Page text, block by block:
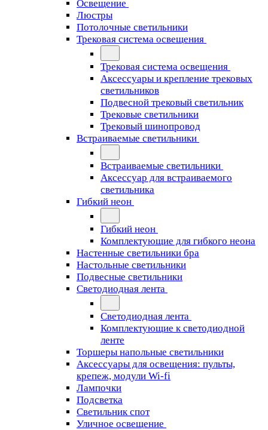
Освещение
Люстры
Потолочные светильники
Трековая система освещения
Трековая система освещения
Аксессуары и крепление трековых
светильников
Подвесной трековый светильник
Трековые светильники
Трековый шинопровод
Встраиваемые светильники
Встраиваемые светильники
Аксессуар для встраиваемого
светильника
Гибкий неон
Гибкий неон
Комплектующие для гибкого неона
Настенные светильники бра
Настольные светильники
Подвесные светильники
Светодиодная лента
Светодиодная лента
Комплектующие к светодиодной
ленте
Торшеры напольные светильники
Аксессуары для освещения: пульты,
крепеж, модули Wi-fi
Лампочки
Подсветка
Светильник спот
Уличное освещение